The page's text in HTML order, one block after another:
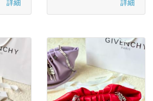
詳細
詳細